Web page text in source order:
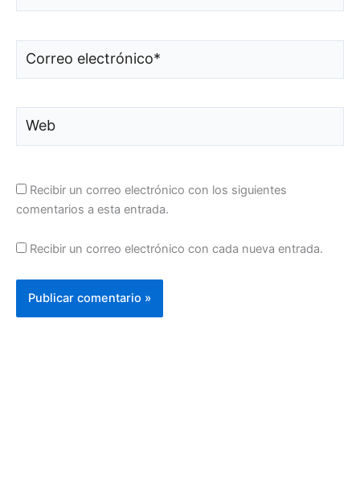
Correo
electrónico*
Recibir un correo electrónico con los siguientes
comentarios a esta entrada.
Recibir un correo electrónico con cada nueva entrada.